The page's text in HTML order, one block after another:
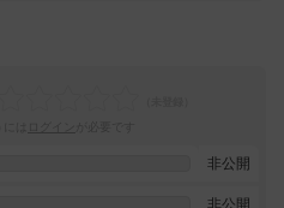
非公開